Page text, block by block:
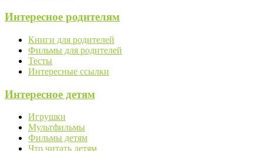
Интересное родителям
Книги для родителей
Фильмы для родителей
Тесты
Интересные ссылки
Интересное детям
Игрушки
Мультфильмы
Фильмы детям
Что читать детям